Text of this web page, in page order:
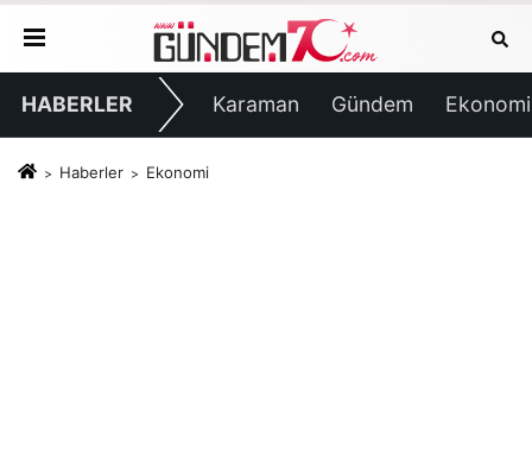
HABERLER Karaman Gündem Ekonomi
Haberler Ekonomi